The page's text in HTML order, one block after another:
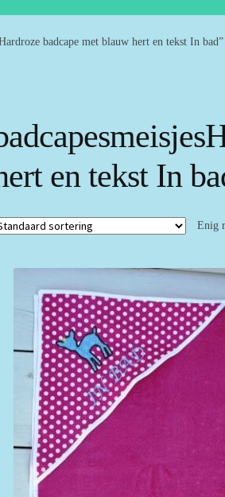
badcape met blauw hert en tekst In bad”
en tekst In
Enig